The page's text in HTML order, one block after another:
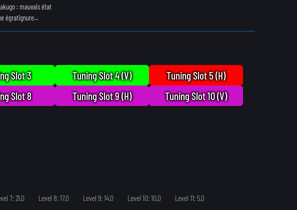
: mauvais état
égratignure...
Slot 3 Tuning Slot 4 (V)
Tuning Slot 5 (H)
Slot 8 Tuning Slot 9 (H) Tuning Slot 10 (V)
7: 21.0 Level 8: 17.0 Level 9: 14.0 Level 10: 10.0
Level 11: 5.0